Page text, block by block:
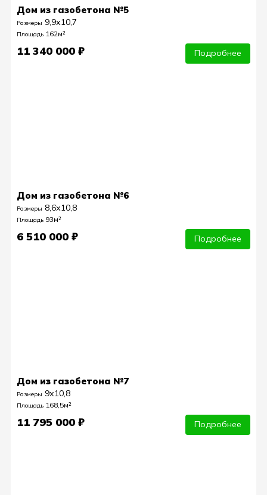
Дом из газобетона №5
Размеры 9,9х10,7
Площадь 162м²
11 340 000 ₽ Подробнее
Дом из газобетона №6
Размеры 8,6х10,8
Площадь 93м²
6 510 000 ₽ Подробнее
Дом из газобетона №7
Размеры 9х10,8
Площадь 168,5м²
11 795 000 ₽ Подробнее